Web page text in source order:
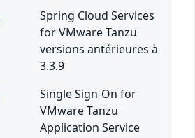
Spring Cloud Services
for VMware Tanzu
versions antérieures à
3.3.9
Single Sign-On for
VMware Tanzu
Application Service